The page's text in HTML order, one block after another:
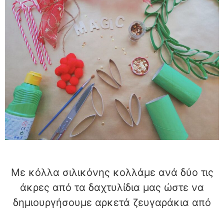
Με κόλλα σιλικόνης κολλάμε ανά δύο τις
άκρες από τα δαχτυλίδια μας ώστε να
δημιουργήσουμε αρκετά ζευγαράκια από